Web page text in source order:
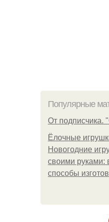
Популярные
От подписчика.
Ёлочные
Новогодние
своими руками:
способы